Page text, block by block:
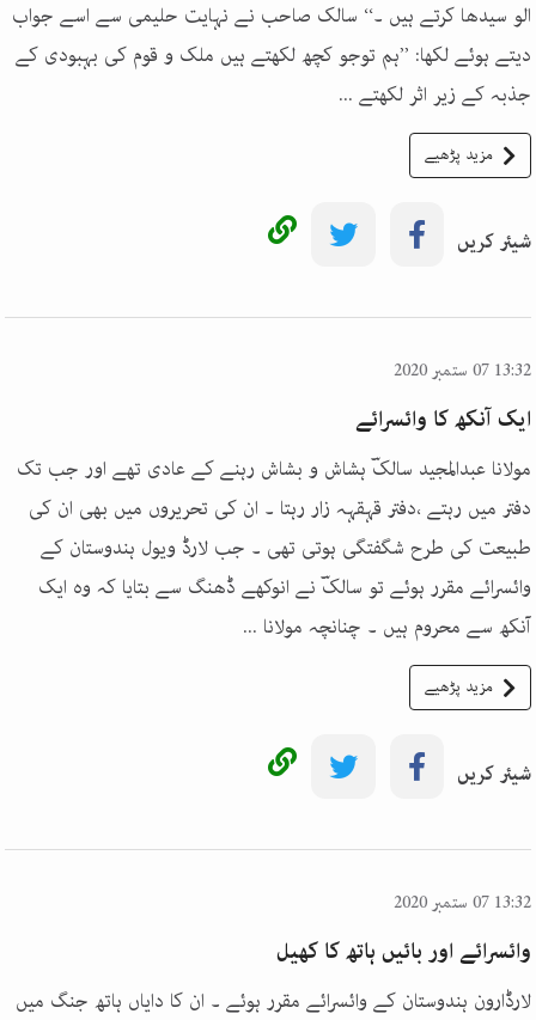
الو سیدھا کرتے ہیں ۔‘‘ سالک صاحب نے نہایت حلیمی سے اسے جواب
دیتے ہوئے لکھا: ’’ہم توجو کچھ لکھتے ہیں ملک و قوم کی بہبودی کے
جذبہ کے زیر اثر لکھتے ...
مزید پڑھیے
شیئر کریں
13:32 07 ستمبر 2020
ایک آنکھ کا وائسرائے
مولانا عبدالمجید سالکؔ ہشاش و بشاش رہنے کے عادی تھے اور جب تک
دفتر میں رہتے ،دفتر قہقہہ زار رہتا ۔ ان کی تحریروں میں بھی ان کی
طبیعت کی طرح شگفتگی ہوتی تھی ۔ جب لارڈ ویول ہندوستان کے
وائسرائے مقرر ہوئے تو سالکؔ نے انوکھے ڈھنگ سے بتایا کہ وہ ایک
آنکھ سے محروم ہیں ۔ چنانچہ مولانا ...
مزید پڑھیے
شیئر کریں
13:32 07 ستمبر 2020
وائسرائے اور بائیں ہاتھ کا کھیل
لارڈارون ہندوستان کے وائسرائے مقرر ہوئے ۔ ان کا دایاں ہاتھ جنگ میں